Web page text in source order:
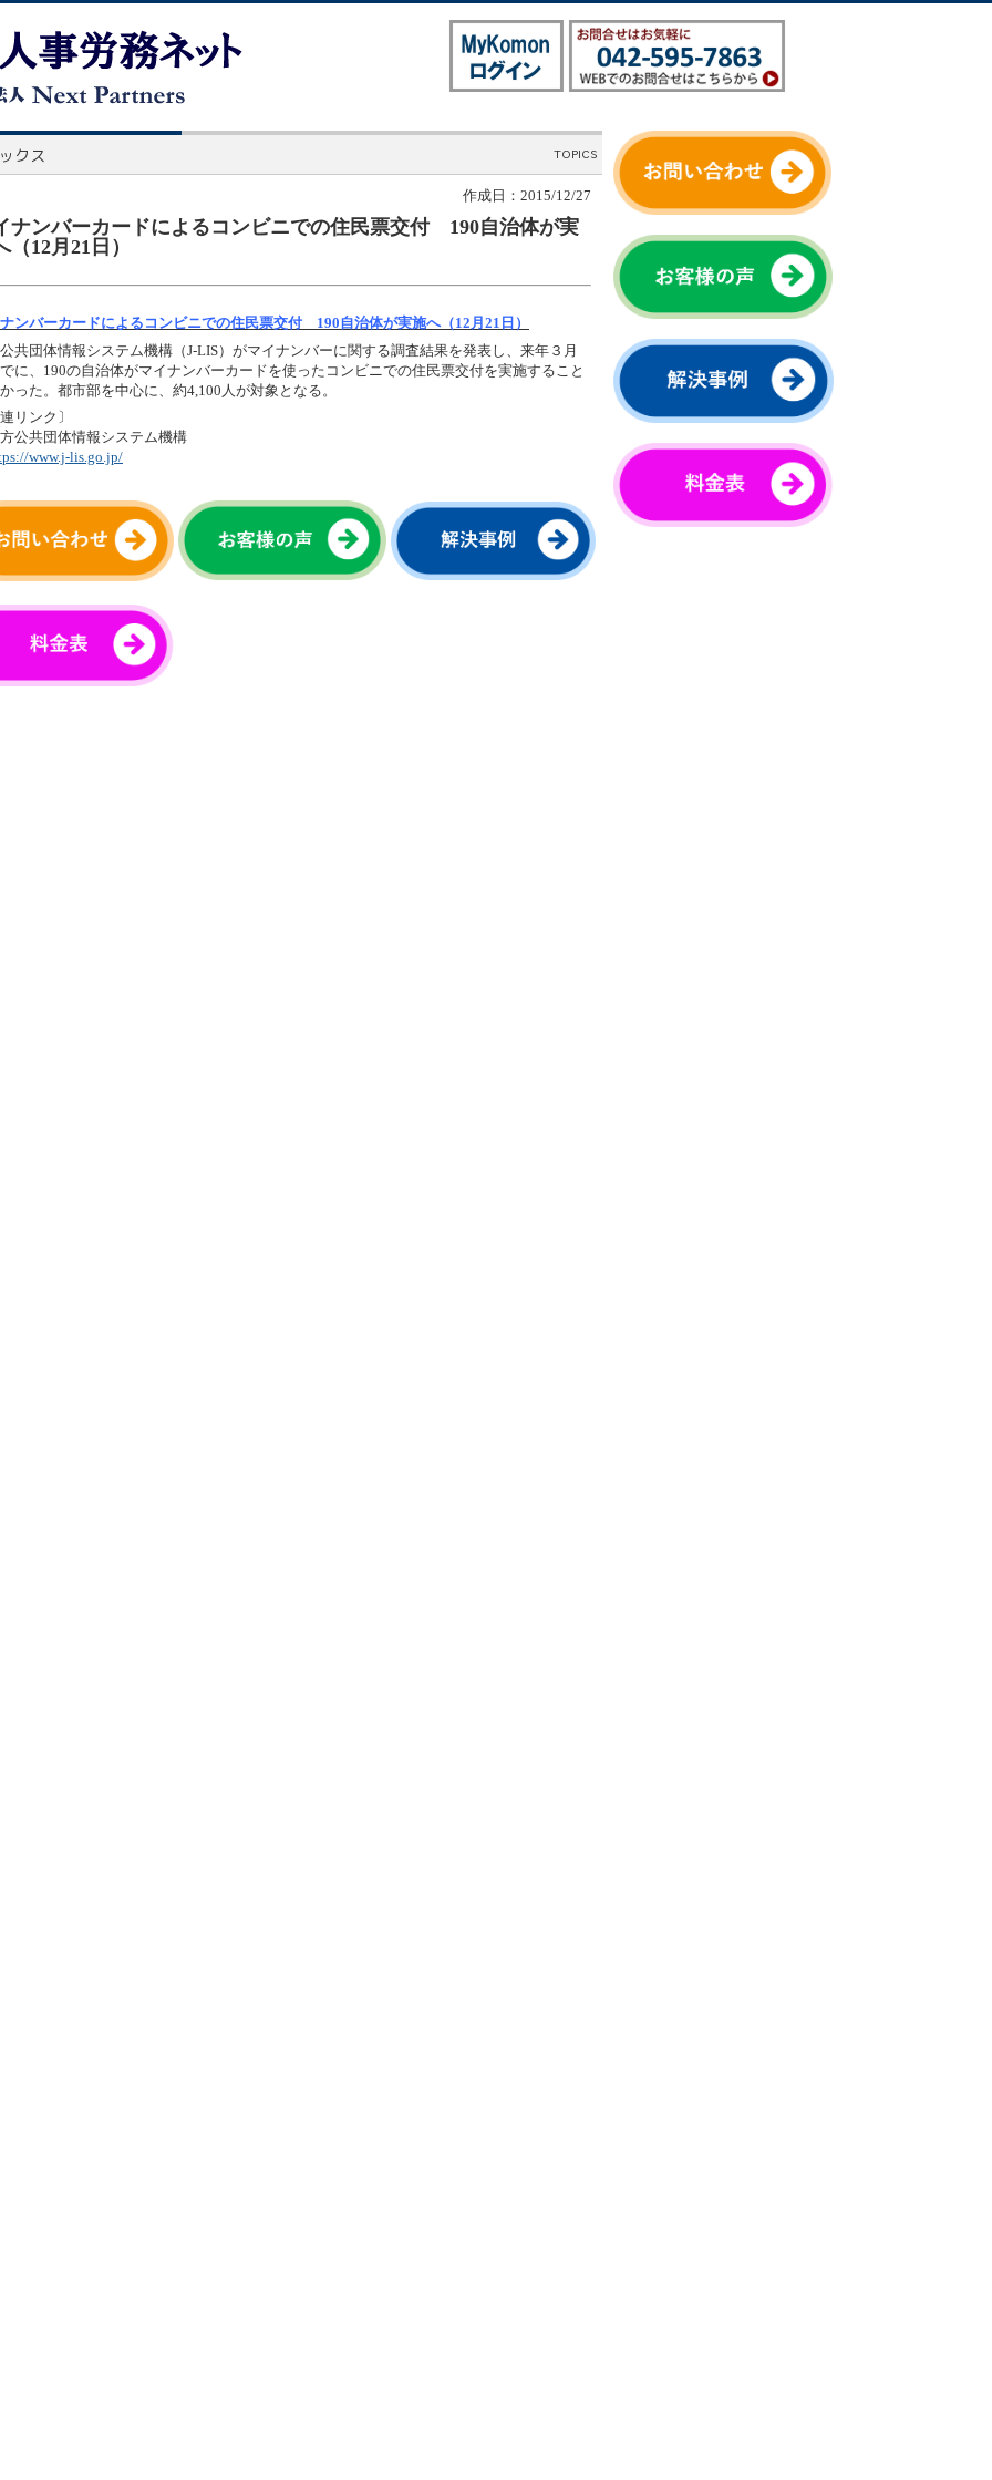
作成日：2015/12/27
ナンバーカードによるコンビニでの住民票交付 190自治体が実
（12月21日）
ンバーカードによるコンビニでの住民票交付 190自治体が実施へ（12月21日）
共団体情報システム機構（J-LIS）がマイナンバーに関する調査結果を発表し、来年３月
に、190の自治体がマイナンバーカードを使ったコンビニでの住民票交付を実施すること
った。都市部を中心に、約4,100人が対象となる。
リンク〕
共団体情報システム機構
www.j-lis.go.jp/